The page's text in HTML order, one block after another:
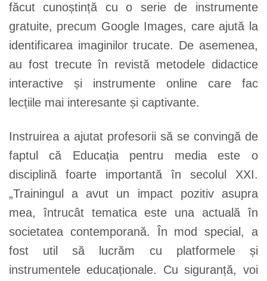
făcut cunoștință cu o serie de instrumente
gratuite, precum Google Images, care ajută la
identificarea imaginilor trucate. De asemenea,
au fost trecute în revistă metodele didactice
interactive și instrumente online care fac
lecțiile mai interesante și captivante.
Instruirea a ajutat profesorii să se convingă de
faptul că Educația pentru media este o
disciplină foarte importantă în secolul XXI.
„Trainingul a avut un impact pozitiv asupra
mea, întrucât tematica este una actuală în
societatea contemporană. În mod special, a
fost util să lucrăm cu platformele și
instrumentele educaționale. Cu siguranță, voi